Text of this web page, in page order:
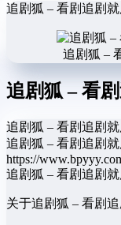
追剧狐 – 看剧追剧
追剧狐 –
追剧狐 – 看
追剧狐 – 看剧追剧
追剧狐 – 看剧追剧
https://
追剧狐 – 看剧追剧
关于追剧狐 – 看剧